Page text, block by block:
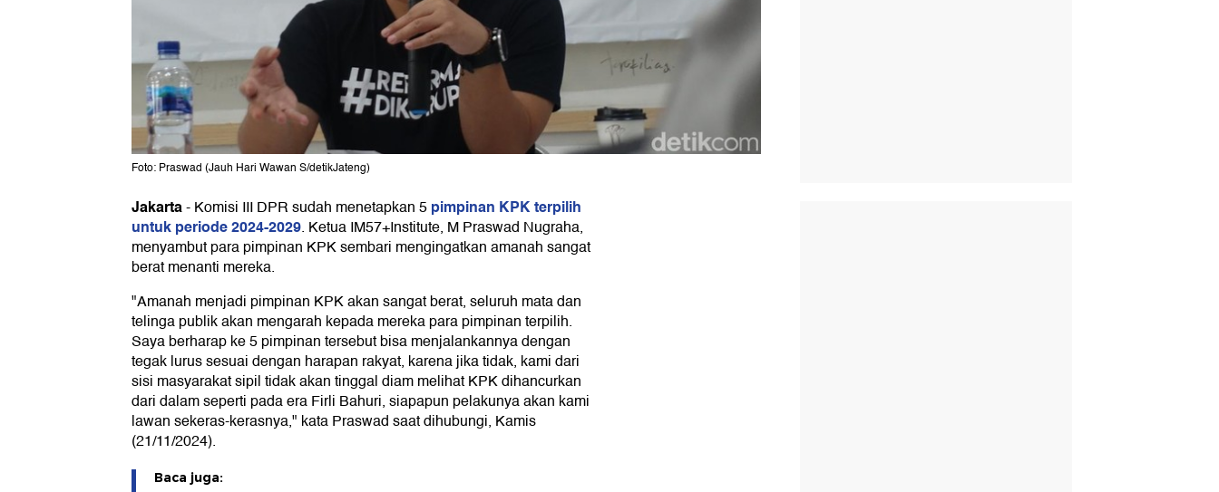
Foto: Praswad (Jauh Hari Wawan S/detikJateng)
Jakarta-Komisi III DPR sudah menetapkan 5pimpinan KPK terpilih
untuk periode 2024-2029. Ketua IM57+Institute, M Praswad Nugraha,
menyambut para pimpinan KPK sembari mengingatkan amanah sangat
berat menanti mereka.
"Amanah menjadi pimpinan KPK akan sangat berat, seluruh mata dan
telinga publik akan mengarah kepada mereka para pimpinan terpilih.
Saya berharap ke 5 pimpinan tersebut bisa menjalankannya dengan
tegak lurus sesuai dengan harapan rakyat, karena jika tidak, kami dari
sisi masyarakat sipil tidak akan tinggal diam melihat KPK dihancurkan
dari dalam seperti pada era Firli Bahuri, siapapun pelakunya akan kami
lawan sekeras-kerasnya," kata Praswad saat dihubungi, Kamis
(21/11/2024).
Baca juga: